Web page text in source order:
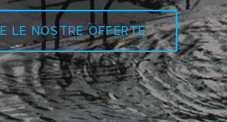
LE NOSTRE OFFERTE